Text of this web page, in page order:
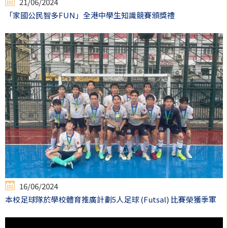
「家國公民智多FUN」全港中學生知識競賽頒獎禮
16/06/2024
本校足球隊於學校體育推廣計劃5人足球 (Futsal) 比賽榮獲季軍